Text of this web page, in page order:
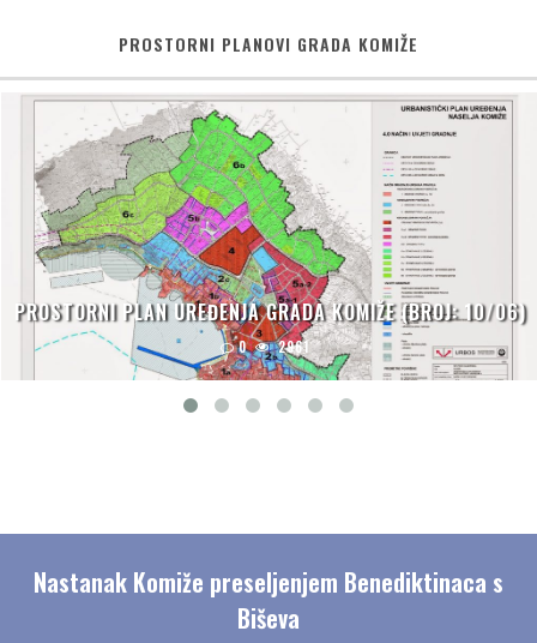
PROSTORNI PLANOVI GRADA KOMIŽE
PROSTORNI PLAN UREĐENJA GRADA KOMIŽE (BROJ: 10/06)
0 2961
Nastanak Komiže preseljenjem Benediktinaca s
Biševa